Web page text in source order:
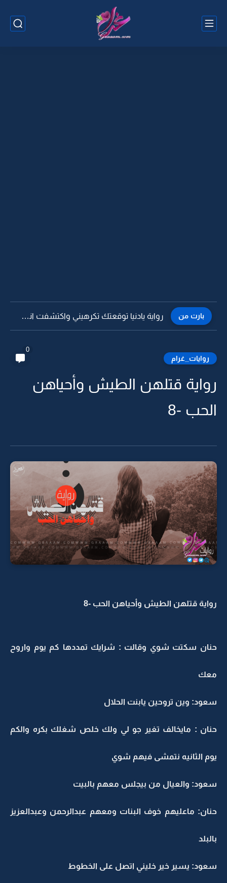
بارت من رواية يادنيا توقعتك تكرهيني واكتشفت انك تذليني -26
روايات_غرام
0
رواية قتلهن الطيش وأحياهن
الحب -8
رواية قتلهن الطيش وأحياهن الحب -8
حنان سكتت شوي وقالت : شرايك تمددها كم يوم واروح
معك
سعود: وين تروحين يابنت الحلال
حنان : مايخالف تغير جو لي ولك خلص شغلك بكره والكم
يوم الثانيه نتمشى فيهم شوي
سعود: والعيال من بيجلس معهم بالبيت
حنان: ماعليهم خوف البنات ومعهم عبدالرحمن وعبدالعزيز
بالبلد
سعود: يسير خير خليني اتصل على الخطوط